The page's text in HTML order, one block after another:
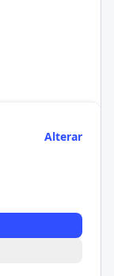
Alterar